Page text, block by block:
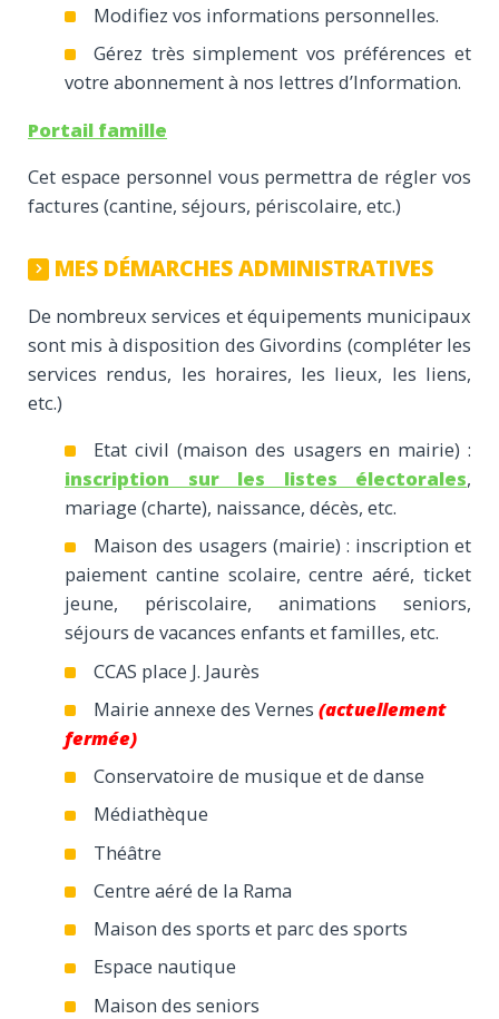
Modifiez vos informations personnelles.
Gérez très simplement vos préférences et
votre abonnement à nos lettres d’Information.
Portail famille
Cet espace personnel vous permettra de régler vos
factures (cantine, séjours, périscolaire, etc.)
MES DÉMARCHES ADMINISTRATIVES
De nombreux services et équipements municipaux
sont mis à disposition des Givordins (compléter les
services rendus, les horaires, les lieux, les liens,
etc.)
Etat civil (maison des usagers en mairie) :
inscription sur les listes électorales,
mariage (charte), naissance, décès, etc.
Maison des usagers (mairie) : inscription et
paiement cantine scolaire, centre aéré, ticket
jeune, périscolaire, animations seniors,
séjours de vacances enfants et familles, etc.
CCAS place J. Jaurès
Mairie annexe des Vernes(actuellement
fermée)
Conservatoire de musique et de danse
Médiathèque
Théâtre
Centre aéré de la Rama
Maison des sports et parc des sports
Espace nautique
Maison des seniors